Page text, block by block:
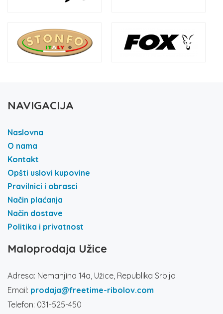
NAVIGACIJA
Naslovna
O nama
Kontakt
Opšti uslovi kupovine
Pravilnici i obrasci
Način plaćanja
Način dostave
Politika i privatnost
Maloprodaja Užice
Adresa: Nemanjina 14a, Užice, Republika Srbija
Email: prodaja@freetime-ribolov.com
Telefon: 031-525-450